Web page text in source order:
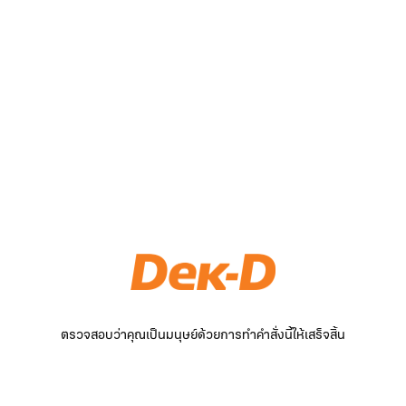
ตรวจสอบว่าคุณเป็นมนุษย์ด้วยการทำคำสั่งนี้ให้เสร็จสิ้น